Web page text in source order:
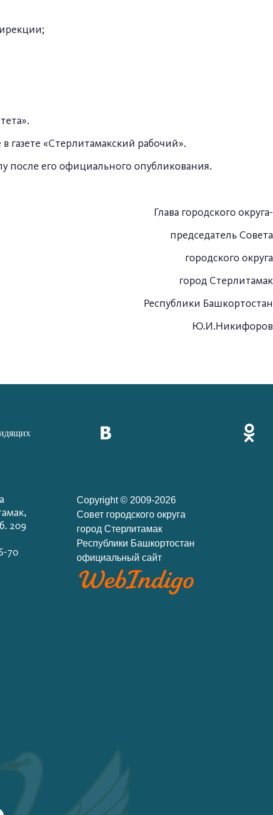
газете «Стерлитамакский рабочий».
после его официального опубликования.
Глава городского округа-
председатель Совета
городского округа
город Стерлитамак
Республики Башкортостан
Ю.И.Никифоров
209
70
Copyright © 2009-2026
Cовет городского округа
город Стерлитамак
Республики Башкортостан
официальный сайт